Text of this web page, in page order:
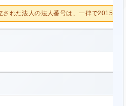
れた法人の法人番号は、一律で2015/10/